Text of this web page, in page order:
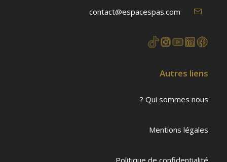
contact@espacespas.com
Autres liens
Qui sommes nous ?
Mentions légales
Politique de confidentialité